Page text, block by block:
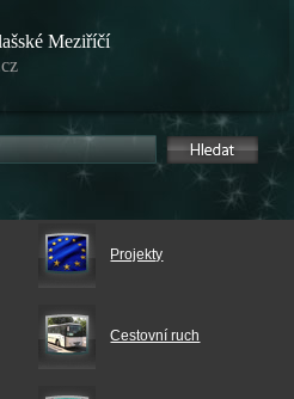
Meziříčí
Projekty
Cestovní ruch